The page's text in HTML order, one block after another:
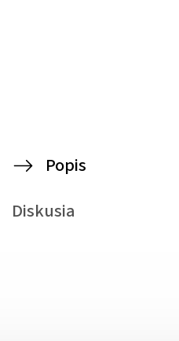
Popis
Diskusia